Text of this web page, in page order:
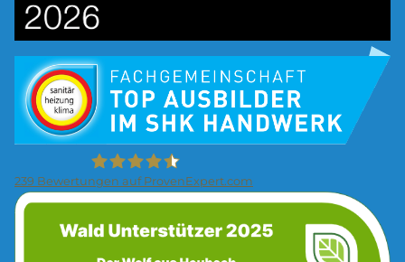
239 Bewertungen auf ProvenExpert.com
Bild